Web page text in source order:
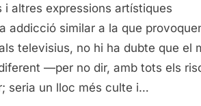
bona
sort
d’ara
altres expressions artístiques
addicció similar a la que
televisius, no hi ha dubte que el
—per no dir, amb tots els
seria un lloc més culte i…